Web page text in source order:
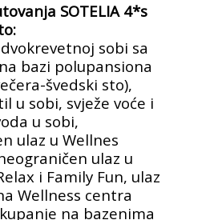
SOTELIA 4*s
sobi sa
bazi polupansiona
švedski sto),
u sobi, svježe voće i
u sobi,
ulaz u Wellnes
ulaz u
i Family Fun, ulaz
Wellness centra
na bazenima